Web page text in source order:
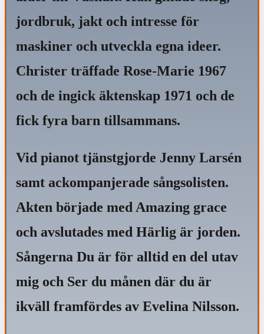
jordbruk, jakt och intresse för
maskiner och utveckla egna ideer.
Christer träffade Rose-Marie 1967
och de ingick äktenskap 1971 och de
fick fyra barn tillsammans.
Vid pianot tjänstgjorde Jenny Larsén
samt ackompanjerade sångsolisten.
Akten började med Amazing grace
och avslutades med Härlig är jorden.
Sångerna Du är för alltid en del utav
mig och Ser du månen där du är
ikväll framfördes av Evelina Nilsson.